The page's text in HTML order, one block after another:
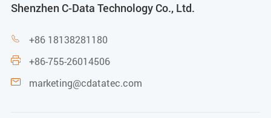
Shenzhen C-Data Technology Co., Ltd.
 +86 18138281180
 +86-755-26014506
 marketing@cdatatec.com